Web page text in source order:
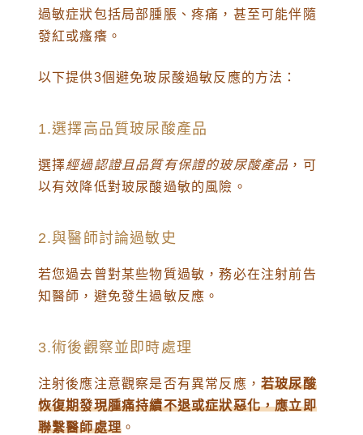
過敏症狀包括局部腫脹、疼痛，甚至可能伴隨
發紅或瘙癢。
以下提供3個避免玻尿酸過敏反應的方法：
1.選擇高品質玻尿酸產品
選擇經過認證且品質有保證的玻尿酸產品 ，可
以有效降低對玻尿酸過敏的風險。
2.與醫師討論過敏史
若您過去曾對某些物質過敏，務必在注射前告
知醫師，避免發生過敏反應。
3.術後觀察並即時處理
注射後應注意觀察是否有異常反應，若玻尿酸
恢復期發現腫痛持續不退或症狀惡化，應立即
聯繫醫師處理 。